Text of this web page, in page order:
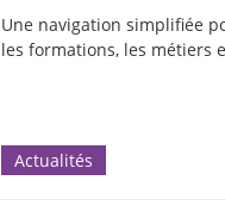
Une navigation simplifiée
les formations, les métiers
Actualités